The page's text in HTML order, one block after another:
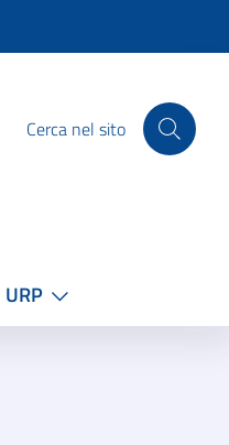
Cerca nel sito
URP